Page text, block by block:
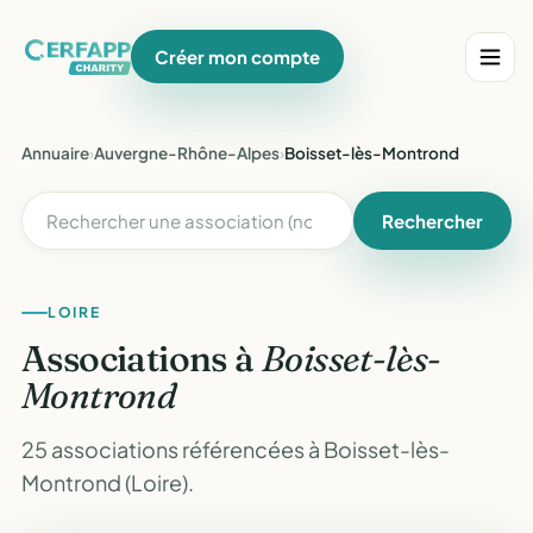
Créer mon compte
Annuaire›Auvergne-Rhône-Alpes›Boisset-lès-Montrond
Rechercher
LOIRE
Associations àBoisset-lès-
Montrond
25 associations référencées à Boisset-lès-
Montrond (Loire).